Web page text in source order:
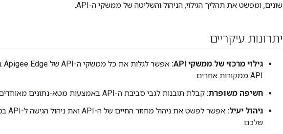
שונים, ומפשט את תהליך הגילוי, הניהול והשליטה של ממשקי ה-API.
יתרונות עיקריים
גילוי מרכזי של ממשקי API:
API ממקורות אחרים.
חשיפה משופרת: קבלת תובנות לגבי סביבת ה-API באמצעות מטא-נתונים מאוחדים ומידע על זמן הריצה.
ניהול יעיל:
שלכם.